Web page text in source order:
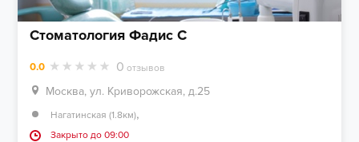
Стоматология Фадис С
0.0 0 отзывов
Москва, ул. Криворожская, д.25
Нагатинская (1.8км),
Закрыто до 09:00